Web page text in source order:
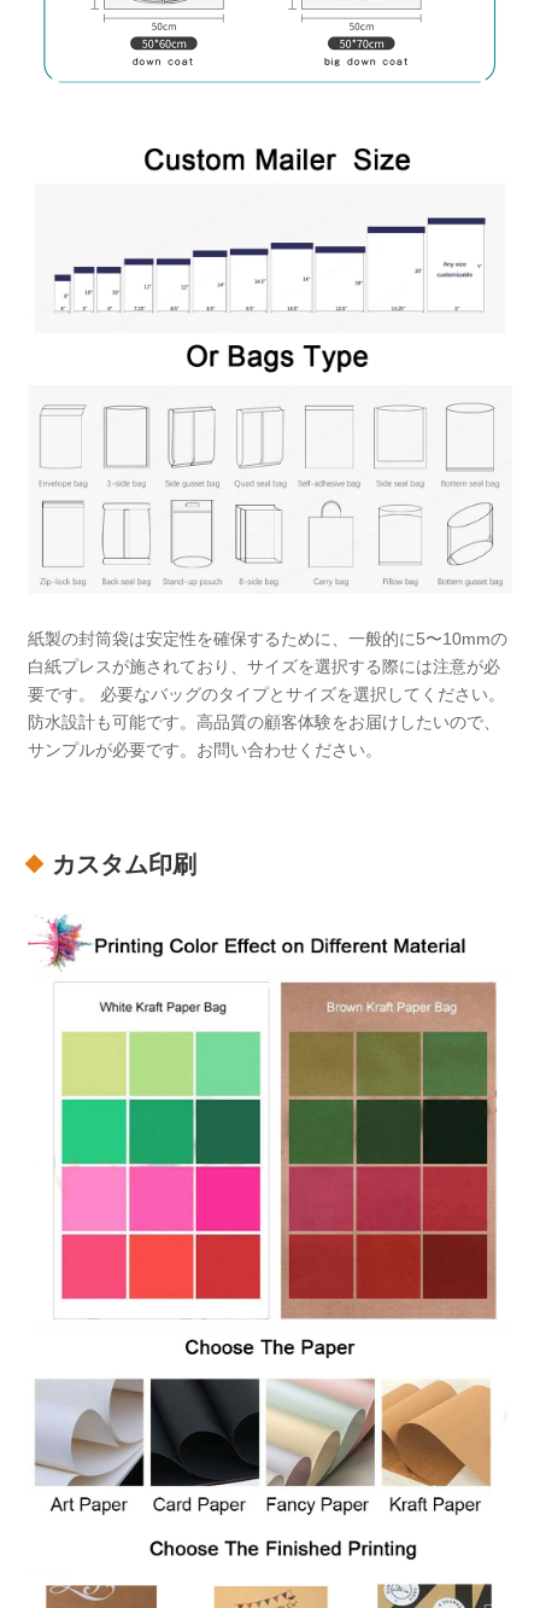
紙製の封筒袋は安定性を確保するために、一般的に5〜10mmの
白紙プレスが施されており、サイズを選択する際には注意が必
要です。 必要なバッグのタイプとサイズを選択してください。
防水設計も可能です。高品質の顧客体験をお届けしたいので、
サンプルが必要です。お問い合わせください。
カスタム印刷